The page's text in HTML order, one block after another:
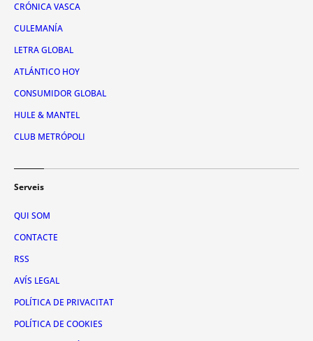
CRÓNICA VASCA
CULEMANÍA
LETRA GLOBAL
ATLÁNTICO HOY
CONSUMIDOR GLOBAL
HULE & MANTEL
CLUB METRÓPOLI
Serveis
QUI SOM
CONTACTE
RSS
AVÍS LEGAL
POLÍTICA DE PRIVACITAT
POLÍTICA DE COOKIES